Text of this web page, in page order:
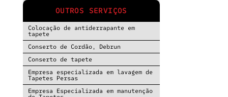
OUTROS SERVIÇOS
Colocação de antiderrapante em
tapete
Conserto de Cordão, Debrun
Conserto de tapete
Empresa especializada em lavagem de
Tapetes Persas
Empresa Especializada em manutenção